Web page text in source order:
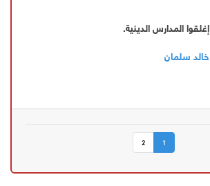
إغلقوا المدارس الدينية.
خالد سلمان
1
2